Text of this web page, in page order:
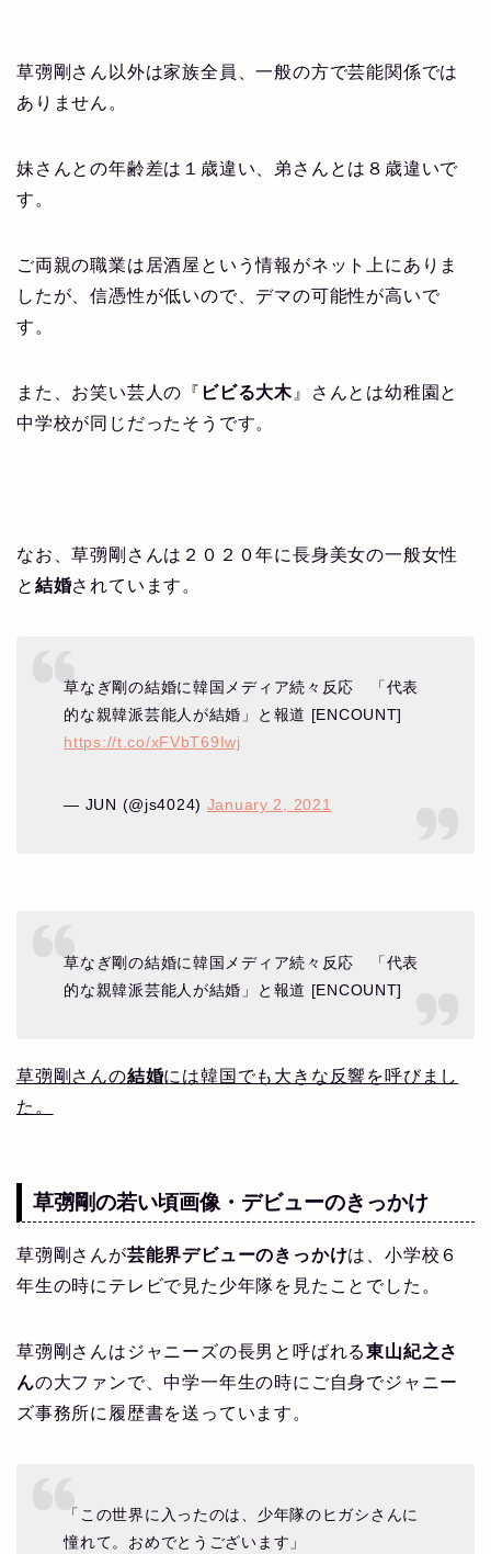
草彅剛さん以外は家族全員、一般の方で芸能関係では
ありません。
妹さんとの年齢差は１歳違い、弟さんとは８歳違いで
す。
ご両親の職業は居酒屋という情報がネット上にありま
したが、信憑性が低いので、デマの可能性が高いで
す。
また、お笑い芸人の『 ビビる大木 』さんとは幼稚園と
中学校が同じだったそうです。
なお、草彅剛さんは２０２０年に長身美女の一般女性
と 結婚されています。
草なぎ剛の結婚に韓国メディア続々反応 「代表
的な親韓派芸能人が結婚」と報道 [ENCOUNT]
https://t.co/xFVbT69Iwj
— JUN (@js4024) January 2, 2021
草なぎ剛の結婚に韓国メディア続々反応 「代表
的な親韓派芸能人が結婚」と報道 [ENCOUNT]
草彅剛さんの結婚には韓国でも大きな反響を呼びまし
た。
草彅剛の若い頃画像・デビューのきっかけ
草彅剛さんが芸能界デビューのきっかけは、小学校６
年生の時にテレビで見た少年隊を見たことでした。
草彅剛さんはジャニーズの長男と呼ばれる東山紀之さ
んの大ファンで、中学一年生の時にご自身でジャニー
ズ事務所に履歴書を送っています。
「この世界に入ったのは、少年隊のヒガシさんに
憧れて。おめでとうございます」